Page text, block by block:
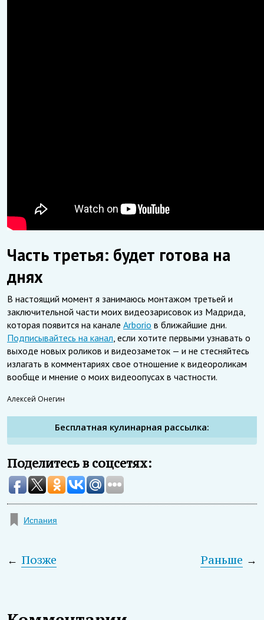
Часть третья: будет готова на
днях
В настоящий момент я занимаюсь монтажом третьей и
заключительной части моих видеозарисовок из Мадрида,
которая появится на канале Arborio в ближайшие дни.
Подписывайтесь на канал , если хотите первыми узнавать о
выходе новых роликов и видеозаметок — и не стесняйтесь
излагать в комментариях свое отношение к видеороликам
вообще и мнение о моих видеоопусах в частности.
Алексей Онегин
Бесплатная кулинарная рассылка:
Поделитесь в соцсетях:
Испания
← Позже →
Раньше